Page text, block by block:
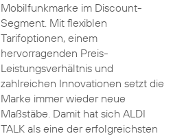
Mobilfunkmarke im Discount-
Segment. Mit flexiblen
Tarifoptionen, einem
hervorragenden Preis-
Leistungsverhältnis und
zahlreichen Innovationen setzt die
Marke immer wieder neue
Maßstäbe. Damit hat sich ALDI
TALK als eine der erfolgreichsten